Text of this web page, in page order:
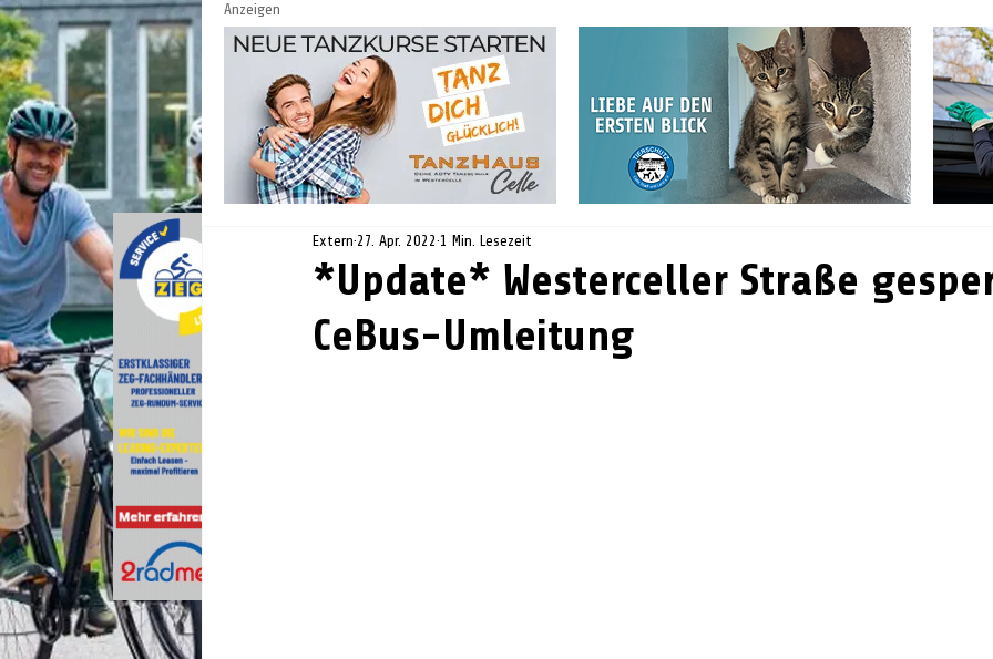
Anzeigen
*Update* Westerceller Straße
CeBus-Umleitung
Extern 27. Apr. 2022 1 Min. Lesezeit